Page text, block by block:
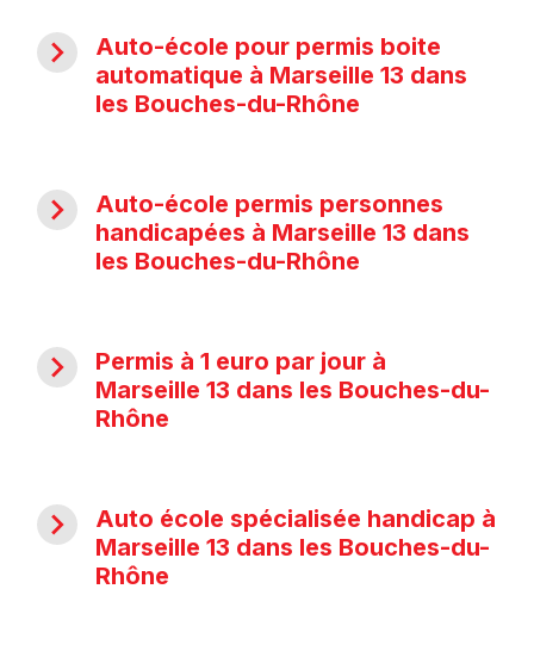
navigate_next
Auto-école pour permis boite
automatique à Marseille 13 dans
les Bouches-du-Rhône
navigate_next
Auto-école permis personnes
handicapées à Marseille 13 dans
les Bouches-du-Rhône
navigate_next
Permis à 1 euro par jour à
Marseille 13 dans les Bouches-du-
Rhône
navigate_next
Auto école spécialisée handicap à
Marseille 13 dans les Bouches-du-
Rhône